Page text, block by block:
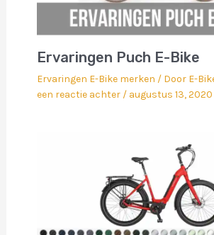
Ervaringen Puch E-Bike
Ervaringen E-Bike merken / Door E-
een reactie achter / augustus 13, 2020